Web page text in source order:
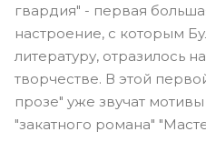
гвардия" - первая
настроение, с которым
литературу, отразилось
творчестве. В этой
прозе" уже звучат
"закатного романа"